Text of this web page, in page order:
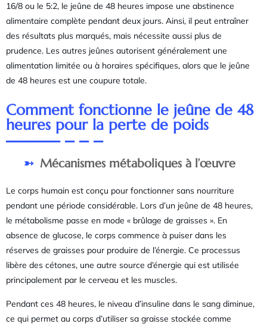
16/8 ou le 5:2, le jeûne de 48 heures impose une abstinence
alimentaire complète pendant deux jours. Ainsi, il peut entraîner
des résultats plus marqués, mais nécessite aussi plus de
prudence. Les autres jeûnes autorisent généralement une
alimentation limitée ou à horaires spécifiques, alors que le jeûne
de 48 heures est une coupure totale.
Comment fonctionne le jeûne de 48
heures pour la perte de poids
Mécanismes métaboliques à l’œuvre
Le corps humain est conçu pour fonctionner sans nourriture
pendant une période considérable. Lors d’un jeûne de 48 heures,
le métabolisme passe en mode « brûlage de graisses ». En
absence de glucose, le corps commence à puiser dans les
réserves de graisses pour produire de l’énergie. Ce processus
libère des cétones, une autre source d’énergie qui est utilisée
principalement par le cerveau et les muscles.
Pendant ces 48 heures, le niveau d’insuline dans le sang diminue,
ce qui permet au corps d’utiliser sa graisse stockée comme